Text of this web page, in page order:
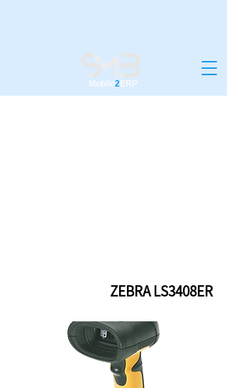
Mobile2ERP
ZEBRA LS3408ER